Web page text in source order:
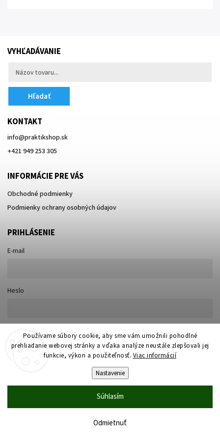
Používame súbory cookie, aby sme vám umožnili pohodlné
prehliadanie webovej stránky a vďaka analýze neustále zlepšovali jej
funkcie, výkon a použiteľnosť. Viac informácií
Nastavenie
Odmietnuť
Súhlasím
VYHĽADÁVANIE
Hľadať
KONTAKT
info@praktikshop.sk
+421 949 253 305
INFORMÁCIE PRE VÁS
Obchodné podmienky
Podmienky ochrany osobných údajov
PRIHLÁSENIE
E-mail
Heslo
Prihlásiť sa
Nová registrácia
Zabudnuté heslo
| DesignShoptak.cz